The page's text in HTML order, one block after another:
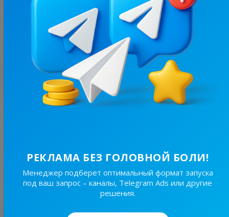
Больше статистики
С этим каналом часто покупают
39K/
2.6K
РЕКЛАМА БЕЗ ГОЛОВНОЙ БОЛИ!
Менеджер подберет оптимальный формат запуска
под ваш запрос – каналы, Telegram Ads или другие
решения.